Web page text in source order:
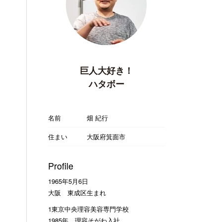
巨人大好き！
ハタボー
名前
畑 紀行
住まい
大阪府箕面市
Profile
1965年5月6日
大阪 東成区生まれ
1東京中央理容美容専門学校
1985年 理容そがわ入社